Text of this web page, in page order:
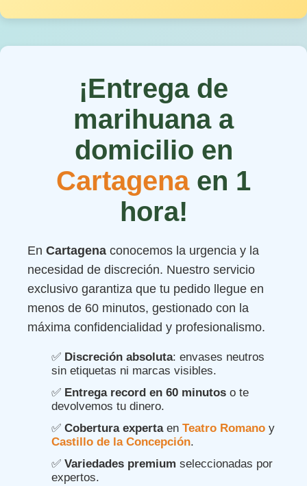
¡Entrega de
marihuana a
domicilio en
Cartagenaen 1
hora!
En Cartagena conocemos la urgencia y la
necesidad de discreción. Nuestro servicio
exclusivo garantiza que tu pedido llegue en
menos de 60 minutos, gestionado con la
máxima confidencialidad y profesionalismo.
✅ Discreción absoluta: envases neutros
sin etiquetas ni marcas visibles.
✅ Entrega record en 60 minutos o te
devolvemos tu dinero.
✅ Cobertura expertaen Teatro Romano y
Castillo de la Concepción.
✅ Variedades premium seleccionadas por
expertos.